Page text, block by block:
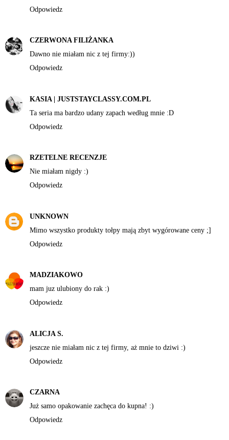
Odpowiedz
CZERWONA FILIŻANKA
Dawno nie miałam nic z tej firmy:))
Odpowiedz
KASIA | JUSTSTAYCLASSY.COM.PL
Ta seria ma bardzo udany zapach według mnie :D
Odpowiedz
RZETELNE RECENZJE
Nie miałam nigdy :)
Odpowiedz
UNKNOWN
Mimo wszystko produkty tołpy mają zbyt wygórowane ceny ;]
Odpowiedz
MADZIAKOWO
mam juz ulubiony do rak :)
Odpowiedz
ALICJA S.
jeszcze nie miałam nic z tej firmy, aż mnie to dziwi :)
Odpowiedz
CZARNA
Już samo opakowanie zachęca do kupna! :)
Odpowiedz